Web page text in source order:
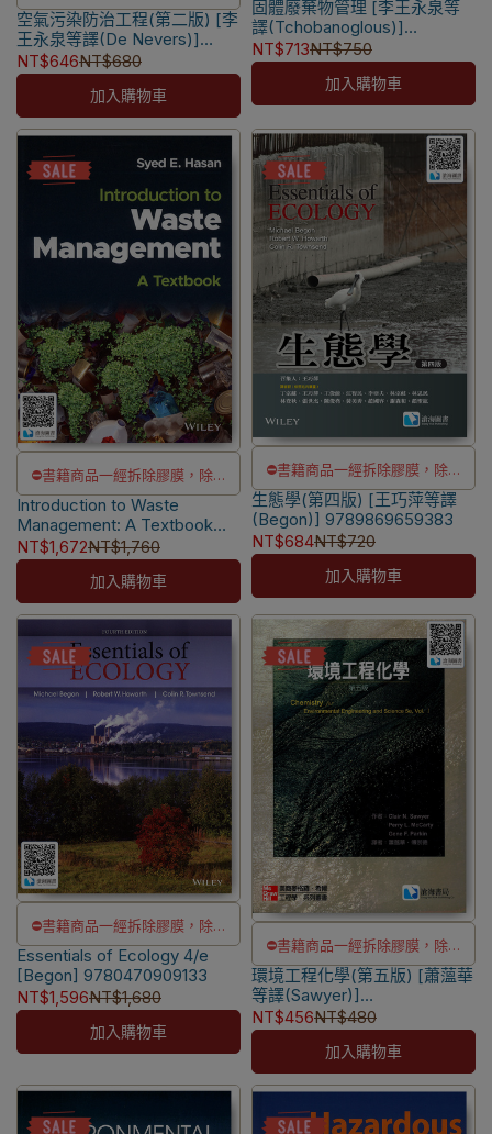
瑕疵換書不提供退貨與退款
✅訂購數量5本以上另有優惠，請
洽LINE客服訂購
空氣污染防治工程(第二版) [李
王永泉等譯(De Nevers)]
9574936422
NT$646NT$680
加入購物車
瑕疵換書不提供退貨與退款
✅訂購數量5本以上另有優惠，請
洽LINE客服訂購
固體廢棄物管理 [李王永泉等
譯(Tchobanoglous)]
9574930513
NT$713NT$750
加入購物車
⛔書籍商品一經拆除膠膜，除非
瑕疵換書不提供退貨與退款
✅訂購數量5本以上另有優惠，請
洽LINE客服訂購
本書另售【電子書】
Introduction to Waste
Management: A Textbook
[Hasan] 9781119433934
NT$1,672NT$1,760
加入購物車
⛔書籍商品一經拆除膠膜，除非
瑕疵換書不提供退貨與退款
✅訂購數量5本以上另有優惠，請
洽LINE客服訂購
生態學(第四版) [王巧萍等譯
(Begon)] 9789869659383
NT$684NT$720
加入購物車
⛔書籍商品一經拆除膠膜，除非
瑕疵換書不提供退貨與退款
✅訂購數量5本以上另有優惠，請
洽LINE客服訂購
Essentials of Ecology 4/e
[Begon] 9780470909133
NT$1,596NT$1,680
加入購物車
⛔書籍商品一經拆除膠膜，除非
瑕疵換書不提供退貨與退款
✅訂購數量5本以上另有優惠，請
洽LINE客服訂購
環境工程化學(第五版) [蕭薀華
等譯(Sawyer)]
9789574938636
NT$456NT$480
加入購物車